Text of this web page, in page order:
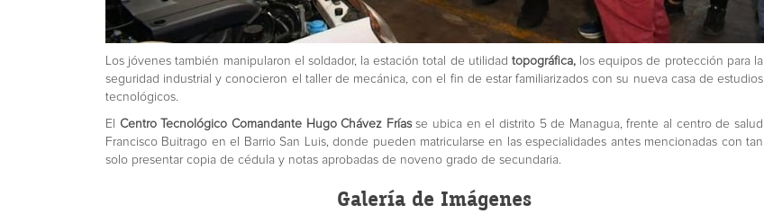
Los jóvenes también manipularon el soldador, la estación total de utilidad topográfica,los equipos de protección para la
seguridad industrial y conocieron el taller de mecánica, con el fin de estar familiarizados con su nueva casa de estudios
tecnológicos.
El Centro Tecnológico Comandante Hugo Chávez Fríasse ubica en el distrito 5 de Managua, frente al centro de salud
Francisco Buitrago en el Barrio San Luis, donde pueden matricularse en las especialidades antes mencionadas con tan
solo presentar copia de cédula y notas aprobadas de noveno grado de secundaria.
Galería de Imágenes